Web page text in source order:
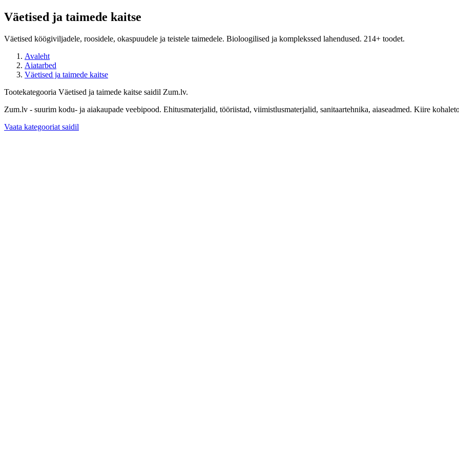
Väetised ja taimede kaitse
Väetised köögiviljadele, roosidele, okaspuudele ja teistele taimedele. Bioloogilised ja komplekssed lahendused. 214+ toodet.
Avaleht
Aiatarbed
Väetised ja taimede kaitse
Tootekategooria Väetised ja taimede kaitse saidil Zum.lv.
Zum.lv - suurim kodu- ja aiakaupade veebipood. Ehitusmaterjalid, tööriistad, viimistlusmaterjalid, sanitaartehnika, aiaseadmed. Kiire
Vaata kategooriat saidil